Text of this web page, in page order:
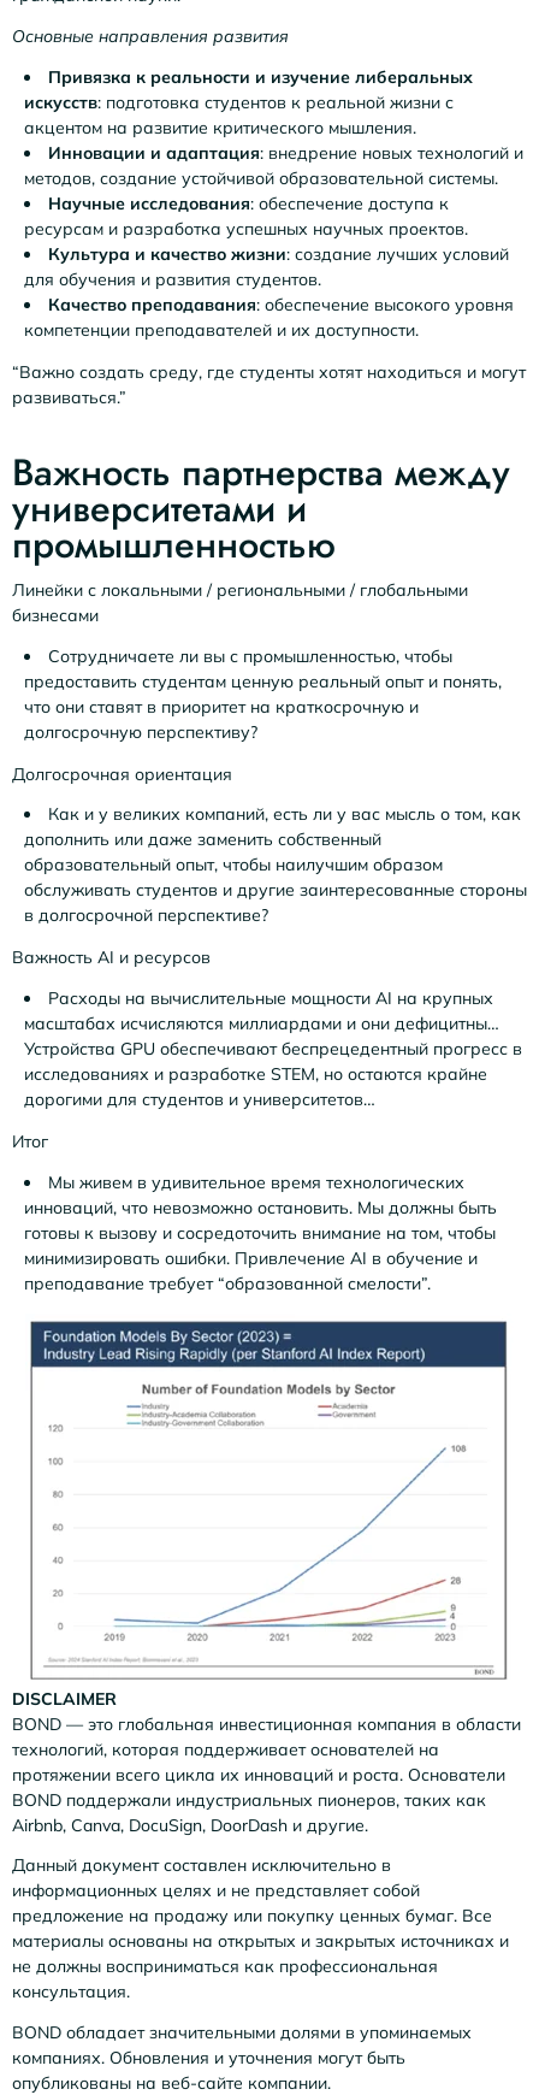
Основные направления развития
Привязка к реальности и изучение либеральных
искусств: подготовка студентов к реальной жизни с
акцентом на развитие критического мышления.
Инновации и адаптация: внедрение новых технологий и
методов, создание устойчивой образовательной системы.
Научные исследования: обеспечение доступа к
ресурсам и разработка успешных научных проектов.
Культура и качество жизни: создание лучших условий
для обучения и развития студентов.
Качество преподавания: обеспечение высокого уровня
компетенции преподавателей и их доступности.
“Важно создать среду, где студенты хотят находиться и могут
развиваться.”
Важность партнерства между
университетами и
промышленностью
Линейки с локальными / региональными / глобальными
бизнесами
Сотрудничаете ли вы с промышленностью, чтобы
предоставить студентам ценную реальный опыт и понять,
что они ставят в приоритет на краткосрочную и
долгосрочную перспективу?
Долгосрочная ориентация
Как и у великих компаний, есть ли у вас мысль о том, как
дополнить или даже заменить собственный
образовательный опыт, чтобы наилучшим образом
обслуживать студентов и другие заинтересованные стороны
в долгосрочной перспективе?
Важность AI и ресурсов
Расходы на вычислительные мощности AI на крупных
масштабах исчисляются миллиардами и они дефицитны…
Устройства GPU обеспечивают беспрецедентный прогресс в
исследованиях и разработке STEM, но остаются крайне
дорогими для студентов и университетов…
Итог
Мы живем в удивительное время технологических
инноваций, что невозможно остановить. Мы должны быть
готовы к вызову и сосредоточить внимание на том, чтобы
минимизировать ошибки. Привлечение AI в обучение и
преподавание требует “образованной смелости”.
DISCLAIMER
BOND — это глобальная инвестиционная компания в области
технологий, которая поддерживает основателей на
протяжении всего цикла их инноваций и роста. Основатели
BOND поддержали индустриальных пионеров, таких как
Airbnb, Canva, DocuSign, DoorDash и другие.
Данный документ составлен исключительно в
информационных целях и не представляет собой
предложение на продажу или покупку ценных бумаг. Все
материалы основаны на открытых и закрытых источниках и
не должны восприниматься как профессиональная
консультация.
BOND обладает значительными долями в упоминаемых
компаниях. Обновления и уточнения могут быть
опубликованы на веб-сайте компании.